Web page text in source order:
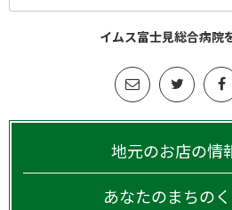
イムス富士見総合病院
地元のお店の情
あなたのまちの